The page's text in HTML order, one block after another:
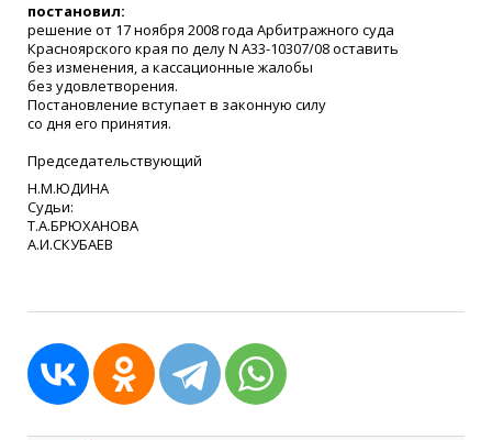
постановил:
решение от 17 ноября 2008 года Арбитражного суда
Красноярского края по делу N А33-10307/08 оставить
без изменения, а кассационные жалобы
без удовлетворения.
Постановление вступает в законную силу
со дня его принятия.
Председательствующий
Н.М.ЮДИНА
Судьи:
Т.А.БРЮХАНОВА
А.И.СКУБАЕВ